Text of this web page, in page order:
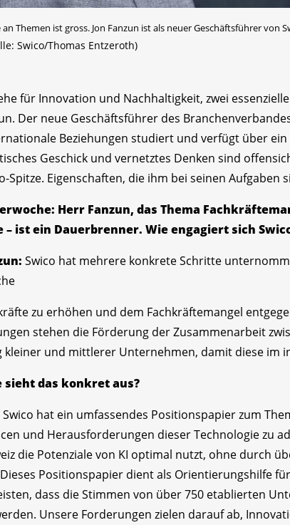
an Themen ist gross. Jon Fanzun ist als neuer Geschäftsführer von
Swico/Thomas Entzeroth)
für Innovation und Nachhaltigkeit, zwei
Der neue Geschäftsführer des
Beziehungen studiert und verfügt über
Geschick und vernetztes Denken sind
Spitze. Eigenschaften, die ihm bei seinen Aufgaben
Herr Fanzun, das Thema
– ist ein Dauerbrenner. Wie engagiert sich
Swico hat mehrere konkrete Schritte
zu erhöhen und dem Fachkräftemangel
stehen die Förderung der Zusammenarbeit
kleiner und mittlerer Unternehmen, damit diese im
sieht das konkret aus?
Swico hat ein umfassendes Positionspapier zum
und Herausforderungen dieser Technologie zu
die Potenziale von KI optimal nutzt, ohne durch
Positionspapier dient als Orientierungshilfe
dass die Stimmen von über 750 etablierten
Unsere Forderungen zielen darauf ab,